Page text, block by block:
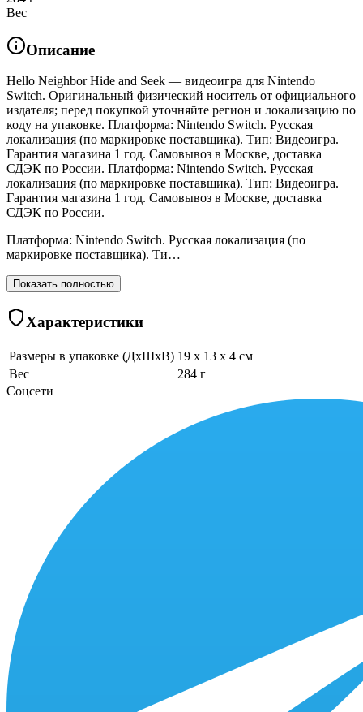
Вес
Описание
Hello Neighbor Hide and Seek — видеоигра для Nintendo
Switch. Оригинальный физический носитель от официального
издателя; перед покупкой уточняйте регион и локализацию по
коду на упаковке. Платформа: Nintendo Switch. Русская
локализация (по маркировке поставщика). Тип: Видеоигра.
Гарантия магазина 1 год. Самовывоз в Москве, доставка
СДЭК по России. Платформа: Nintendo Switch. Русская
локализация (по маркировке поставщика). Тип: Видеоигра.
Гарантия магазина 1 год. Самовывоз в Москве, доставка
СДЭК по России.
Платформа: Nintendo Switch. Русская локализация (по
маркировке поставщика). Ти…
Показать полностью
Характеристики
Размеры в упаковке (ДхШхВ) 19 x 13 x 4 см
Вес
284 г
Соцсети